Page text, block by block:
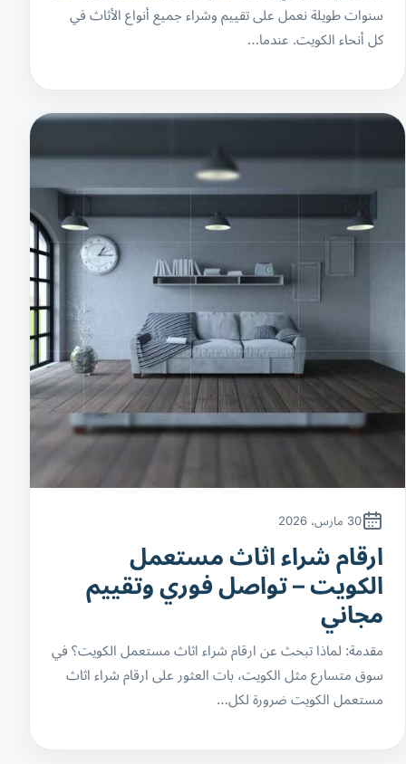
سنوات طويلة نعمل على تقييم وشراء جميع أنواع الأثاث في
كل أنحاء الكويت. عندما…
30 مارس، 2026
ارقام شراء اثاث مستعمل
الكويت – تواصل فوري وتقييم
مجاني
مقدمة: لماذا تبحث عن ارقام شراء اثاث مستعمل الكويت؟ في
سوق متسارع مثل الكويت، بات العثور على ارقام شراء اثاث
مستعمل الكويت ضرورة لكل…